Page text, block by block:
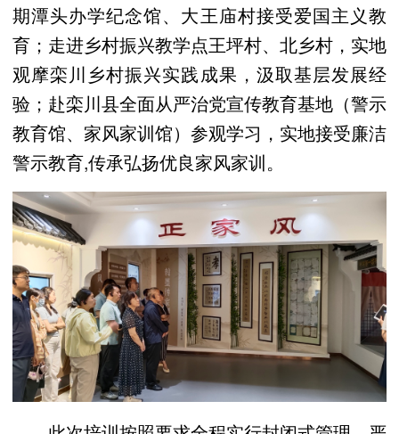
期潭头办学纪念馆、大王庙村接受爱国主义教
育；走进乡村振兴教学点王坪村、北乡村，实地
观摩栾川乡村振兴实践成果，汲取基层发展经
验；赴栾川县全面从严治党宣传教育基地（警示
教育馆、家风家训馆）参观学习，实地接受廉洁
警示教育,传承弘扬优良家风家训。